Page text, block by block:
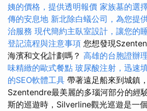
姨的價格，提供透明報價 家族墓的選
傳的安息地 新北除白蟻公司，為您提
治服務 現代簡約主臥室設計，讓您的
登記流程與注意事項 您想發現
海濱和文化計劃嗎？ 高雄的台胞證辦
味精緻的歐式餐點 玻尿酸注射，迅速
的SEO軟體工具 帶著遠足船來到城鎮
Szentendre最美麗的多瑙河部分的經
斯的巡遊時，Silverline觀光巡遊是一